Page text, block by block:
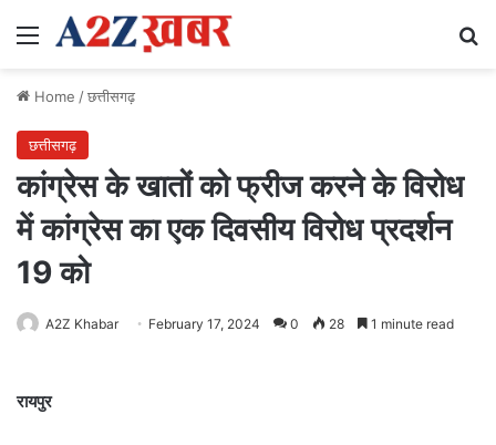
Menu
Home /छत्तीसगढ़
छत्तीसगढ़
कांग्रेस के खातों को फ्रीज करने के विरोध
में कांग्रेस का एक दिवसीय विरोध प्रदर्शन
19 को
A2Z Khabar February 17, 2024 0 28 1 minute read
रायपुर